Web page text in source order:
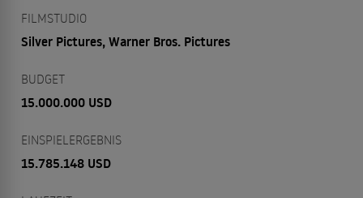
FILMSTUDIO
Silver Pictures, Warner Bros. Pictures
BUDGET
15.000.000 USD
EINSPIELERGEBNIS
15.785.148 USD